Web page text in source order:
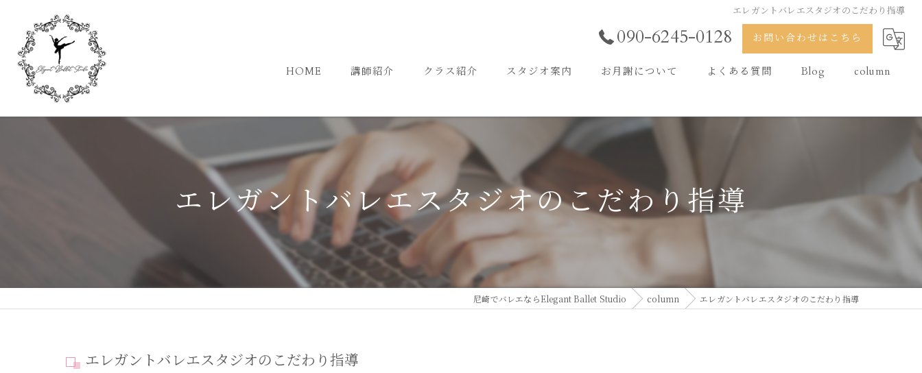
エレガントバレエスタジオのこだわり指導
090-6245-0128 お問い合わせはこちら
HOME 講師紹介 クラス紹介 スタジオ案内
尼崎スタジオ
武庫之荘スタジオ
お月謝について よくある質問 Blog column
エレガントバレエスタジオのこだわり指導
尼崎でバレエならElegant Ballet Studio column エレガントバレエスタジオのこだわり指導
エレガントバレエスタジオのこだわり指導